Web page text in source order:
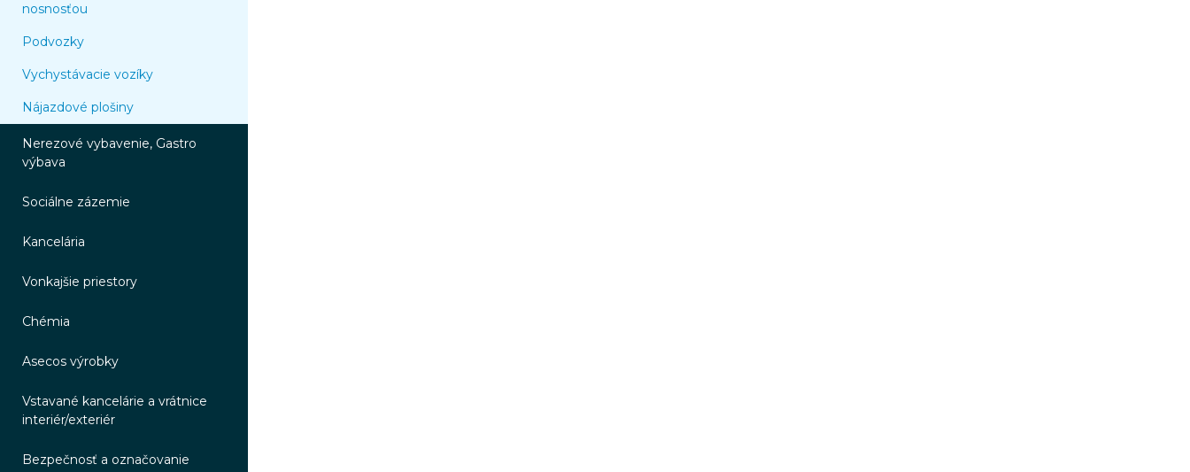
nosnosťou
Podvozky
Vychystávacie vozíky
Nájazdové plošiny
Nerezové vybavenie, Gastro
výbava
Sociálne zázemie
Kancelária
Vonkajšie priestory
Chémia
Asecos výrobky
Vstavané kancelárie a vrátnice
interiér/exteriér
Bezpečnosť a označovanie